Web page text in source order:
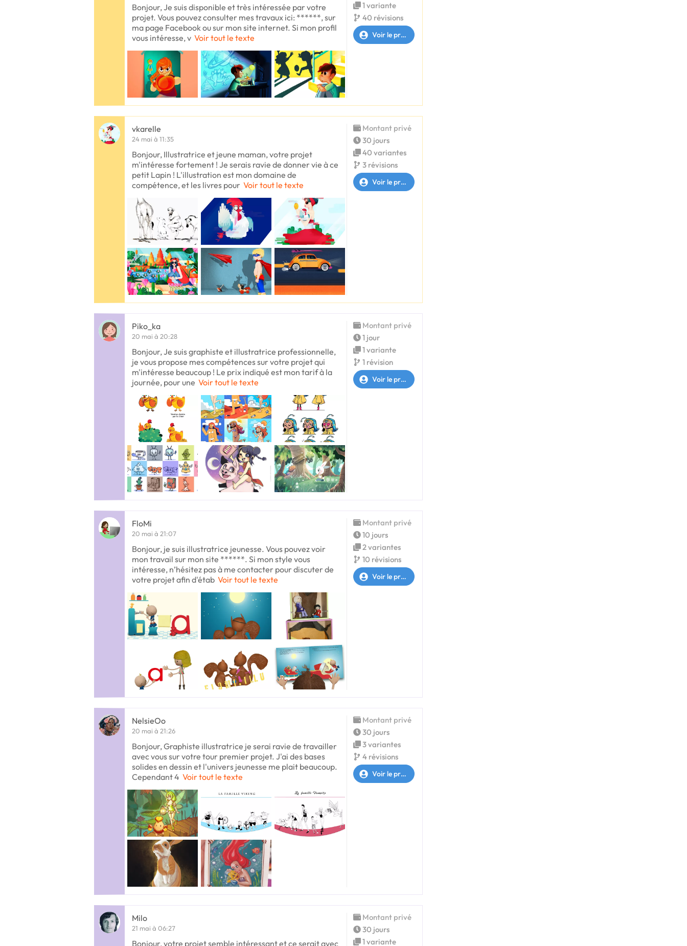
Bonjour, Je suis disponible et très intéressée par votre
projet. Vous pouvez consulter mes travaux ici: ******, sur
ma page Facebook ou sur mon site internet. Si mon profil
vous intéresse, v Voir tout le texte
1 variante
40 révisions
Voir le profil
vkarelle
24 mai à 11:35
Bonjour, Illustratrice et jeune maman, votre projet
m'intéresse fortement ! Je serais ravie de donner vie à ce
petit Lapin ! L'illustration est mon domaine de
compétence, et les livres pour Voir tout le texte
Montant privé
30 jours
40 variantes
3 révisions
Voir le profil
Piko_ka
20 mai à 20:28
Bonjour, Je suis graphiste et illustratrice professionnelle,
je vous propose mes compétences sur votre projet qui
m'intéresse beaucoup ! Le prix indiqué est mon tarif à la
journée, pour une Voir tout le texte
Montant privé
1 jour
1 variante
1 révision
Voir le profil
FloMi
20 mai à 21:07
Bonjour, je suis illustratrice jeunesse. Vous pouvez voir
mon travail sur mon site ******. Si mon style vous
intéresse, n’hésitez pas à me contacter pour discuter de
votre projet afin d'étab Voir tout le texte
Montant privé
10 jours
2 variantes
10 révisions
Voir le profil
NelsieOo
20 mai à 21:26
Bonjour, Graphiste illustratrice je serai ravie de travailler
avec vous sur votre tour premier projet. J'ai des bases
solides en dessin et l'univers jeunesse me plait beaucoup.
Cependant 4 Voir tout le texte
Montant privé
30 jours
3 variantes
4 révisions
Voir le profil
Milo
21 mai à 06:27
Bonjour, votre projet semble intéressant et ce serait avec
Montant privé
30 jours
1 variante